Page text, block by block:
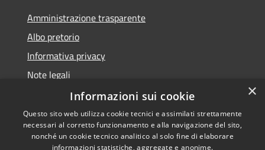
Amministrazione trasparente
Albo pretorio
Informativa privacy
Note legali
Dichiarazione di accessibilità
×
Informazioni sui cookie
Questo sito web utilizza cookie tecnici e assimilati strettamente
necessari al corretto funzionamento e alla navigazione del sito,
nonché un cookie tecnico analitico al solo fine di elaborare
informazioni statistiche, aggregate e anonime.